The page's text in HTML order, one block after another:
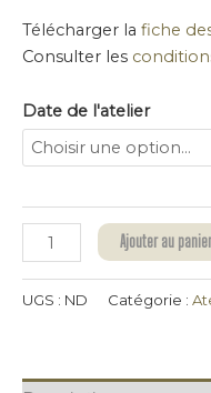
Télécharger la fiche
Consulter les
Date de l'atelier
Ajouter au panier
UGS : ND Catégorie :